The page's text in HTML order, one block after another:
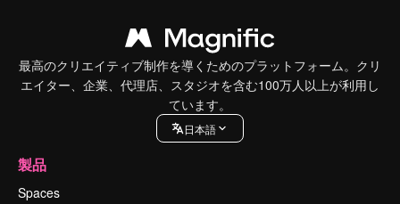
最高のクリエイティブ制作を導くためのプラットフォーム。クリ
エイター、企業、代理店、スタジオを含む100万人以上が利用し
ています。
日本語
製品
Spaces